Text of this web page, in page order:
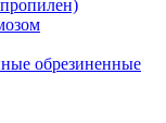
обрезиненные